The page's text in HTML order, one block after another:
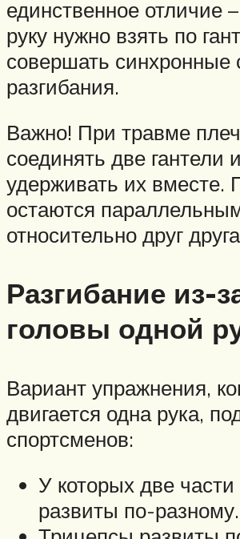
единственное отличие
руку нужно взять по
совершать синхронные
разгибания.
Важно! При травме
соединять две гантели и
удерживать их вместе.
остаются
относительно друг друга
Разгибание из-
головы одной
Вариант упражнения,
двигается одна рука,
спортсменов:
У которых две части
развиты по-разному.